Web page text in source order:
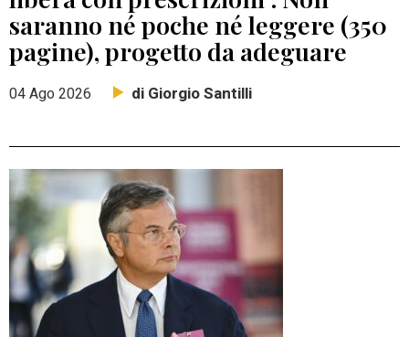
saranno né poche né leggere (350
pagine), progetto da adeguare
04 Ago 2026 di Giorgio Santilli